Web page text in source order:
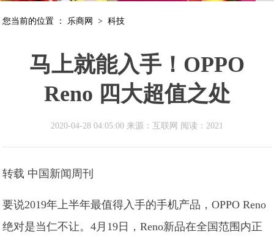
您当前的位置 ： 乐商网 >科技
马上就能入手！OPPO
Reno 四大超值之处
2020-04-28 04:05:00 来源：互联网 阅读：2021
转载 中国新闻周刊
要说2019年上半年最值得入手的手机产品，OPPO Reno
绝对是当仁不让。4月19日，Reno新品在全国范围内正